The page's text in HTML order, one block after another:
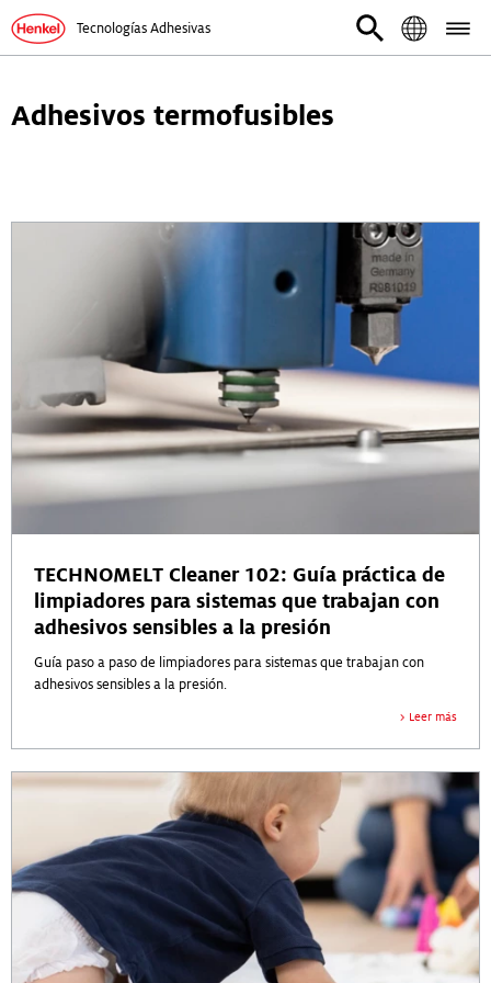
Tecnologías Adhesivas
Adhesivos termofusibles
TECHNOMELT Cleaner 102: Guía práctica de
limpiadores para sistemas que trabajan con
adhesivos sensibles a la presión
Guía paso a paso de limpiadores para sistemas que trabajan con
adhesivos sensibles a la presión.
Leer más